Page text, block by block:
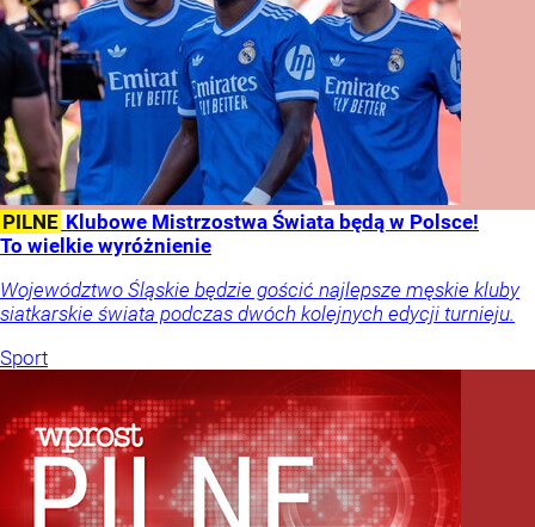
PILNE Klubowe Mistrzostwa Świata będą w Polsce!
To wielkie wyróżnienie
Województwo Śląskie będzie gościć najlepsze męskie kluby
siatkarskie świata podczas dwóch kolejnych edycji turnieju.
Sport